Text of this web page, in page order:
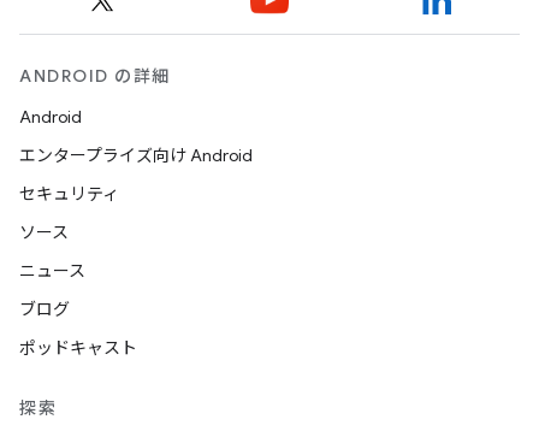
ANDROID の詳細
Android
エンタープライズ向け Android
セキュリティ
ソース
ニュース
ブログ
ポッドキャスト
探索